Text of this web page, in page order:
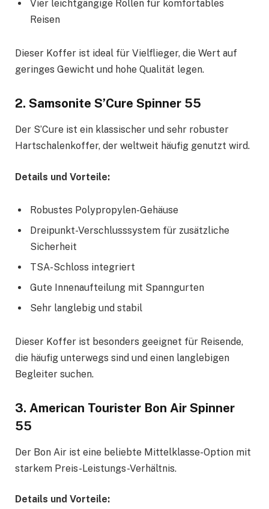
Vier leichtgängige Rollen für komfortables
Reisen
Dieser Koffer ist ideal für Vielflieger, die Wert auf
geringes Gewicht und hohe Qualität legen.
2. Samsonite S’Cure Spinner 55
Der S’Cure ist ein klassischer und sehr robuster
Hartschalenkoffer, der weltweit häufig genutzt wird.
Details und Vorteile:
Robustes Polypropylen-Gehäuse
Dreipunkt-Verschlusssystem für zusätzliche
Sicherheit
TSA-Schloss integriert
Gute Innenaufteilung mit Spanngurten
Sehr langlebig und stabil
Dieser Koffer ist besonders geeignet für Reisende,
die häufig unterwegs sind und einen langlebigen
Begleiter suchen.
3. American Tourister Bon Air Spinner
55
Der Bon Air ist eine beliebte Mittelklasse-Option mit
starkem Preis-Leistungs-Verhältnis.
Details und Vorteile: